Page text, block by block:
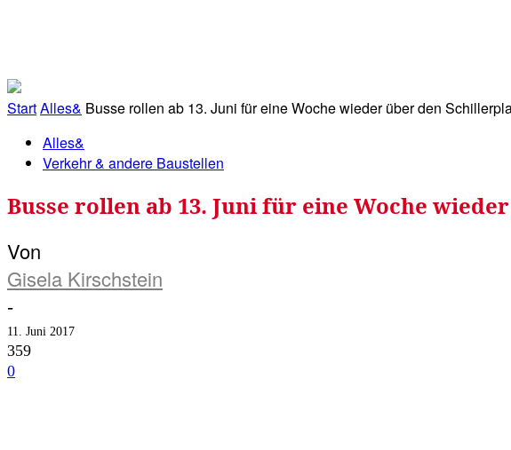
StartAlles& Busse rollen ab 13. Juni für eine Woche wieder über den
Alles&
Verkehr & andere Baustellen
Busse rollen ab 13. Juni für eine Woche
Von
Gisela Kirschstein
-
11. Juni 2017
359
0